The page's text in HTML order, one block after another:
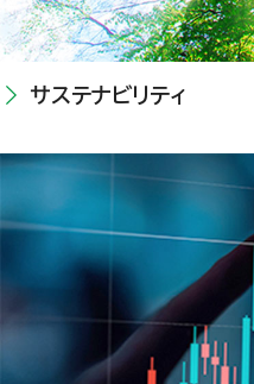
サステナビリティ